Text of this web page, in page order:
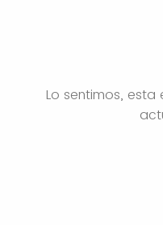
Lo sentimos,